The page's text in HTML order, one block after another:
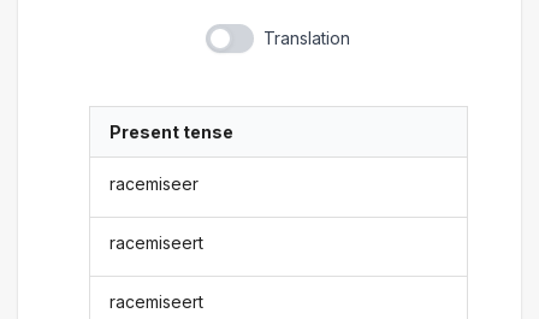
Translation
Present tense
racemiseer
racemiseert
racemiseert